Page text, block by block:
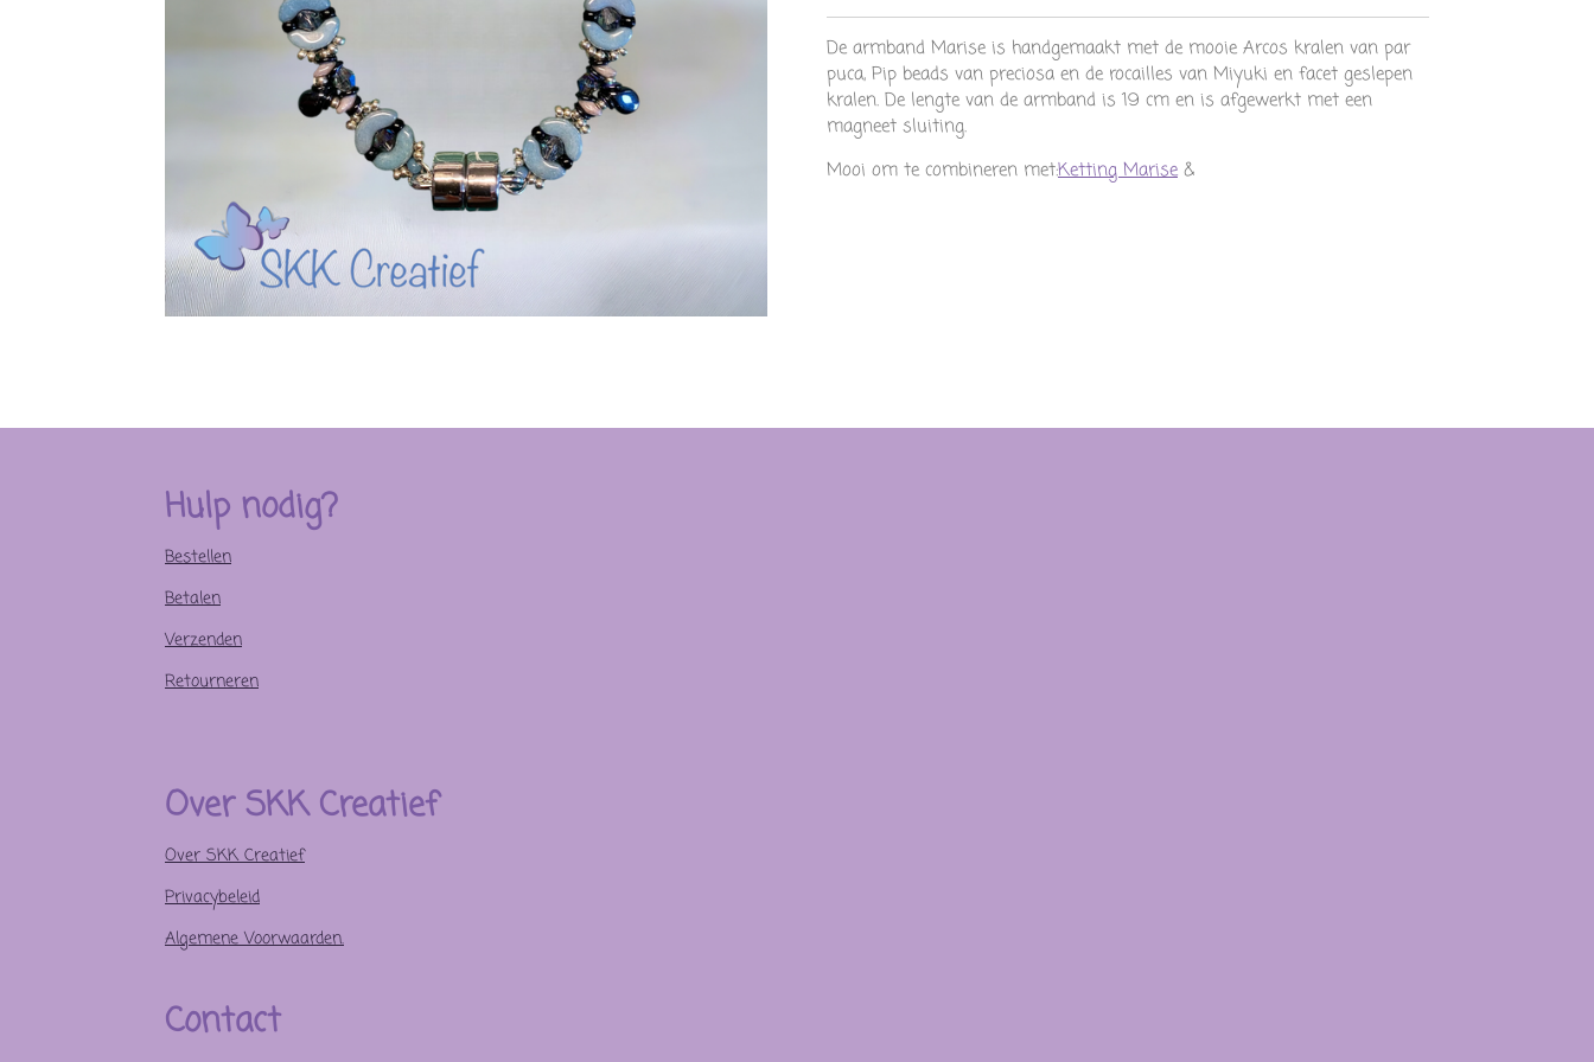
De armband Marise is handgemaakt met de mooie Arcos kralen van par
puca, Pip beads van preciosa en de rocailles van Miyuki en facet geslepen
kralen. De lengte van de armband is 19 cm en is afgewerkt met een
magneet sluiting.
Mooi om te combineren met:Ketting Marise &
Hulp nodig?
Bestellen
Betalen
Verzenden
Retourneren
Over SKK Creatief
Over SKK Creatief
Privacybeleid
Algemene Voorwaarden.
Contact